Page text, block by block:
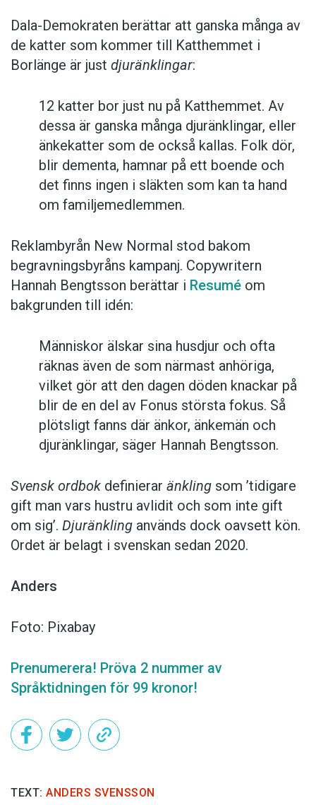
Dala-Demokraten berättar att ganska många av
de katter som kommer till Katthemmet i
Borlänge är just djuränklingar:
12 katter bor just nu på Katthemmet. Av
dessa är ganska många djuränklingar, eller
änkekatter som de också kallas. Folk dör,
blir dementa, hamnar på ett boende och
det finns ingen i släkten som kan ta hand
om familjemedlemmen.
Reklambyrån New Normal stod bakom
begravningsbyråns kampanj. Copywritern
Hannah Bengtsson berättar i Resumé om
bakgrunden till idén:
Människor älskar sina husdjur och ofta
räknas även de som närmast anhöriga,
vilket gör att den dagen döden knackar på
blir de en del av Fonus största fokus. Så
plötsligt fanns där änkor, änkemän och
djuränklingar, säger Hannah Bengtsson.
Svensk ordbok definierar änkling som ’tidigare
gift man vars hustru av­lidit och som inte gift
om sig’. Djuränkling används dock oavsett kön.
Ordet är belagt i svenskan sedan 2020.
Anders
Foto: Pixabay
Prenumerera! Pröva 2 nummer av
Språktidningen för 99 kronor!
TEXT: ANDERS SVENSSON